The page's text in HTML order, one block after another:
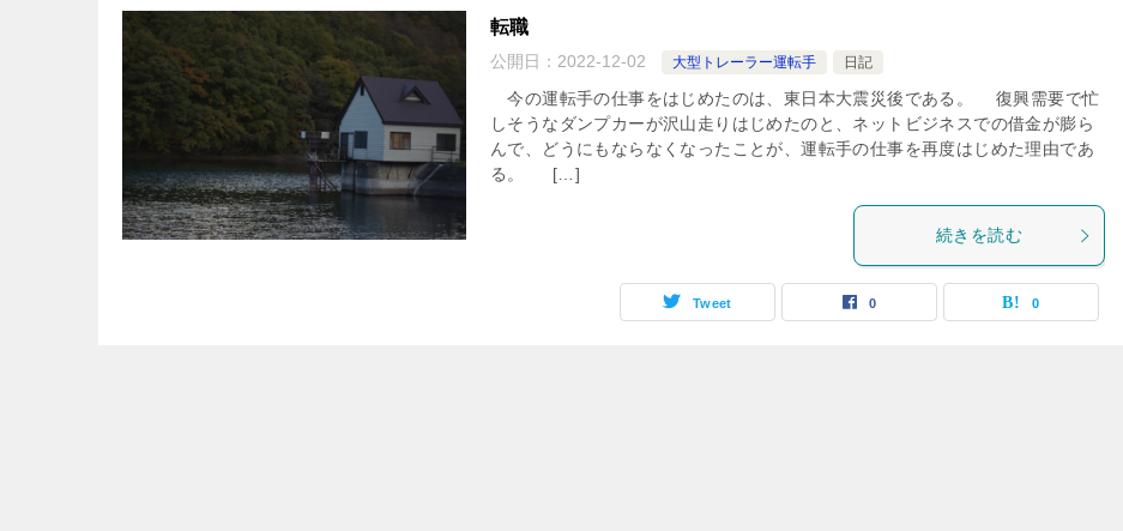
転職
公開日： 2022-12-02 大型トレーラー運転手 日記
今の運転手の仕事をはじめたのは、東日本大震災後である。 復興需要で忙
しそうなダンプカーが沢山走りはじめたのと、ネットビジネスでの借金が膨ら
んで、どうにもならなくなったことが、運転手の仕事を再度はじめた理由であ
る。 […]
続きを読む
Tweet 0 0